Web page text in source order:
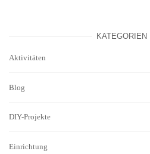
KATEGORIEN
Aktivitäten
Blog
DIY-Projekte
Einrichtung